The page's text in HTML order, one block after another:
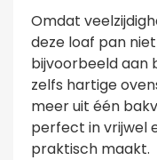
Omdat
deze loaf pan
bijvoorbeeld aan
zelfs hartige
meer uit één
perfect in vrijwel
praktisch maakt.